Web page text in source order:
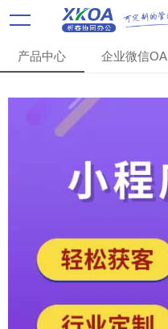
产品中心 企业微信OA